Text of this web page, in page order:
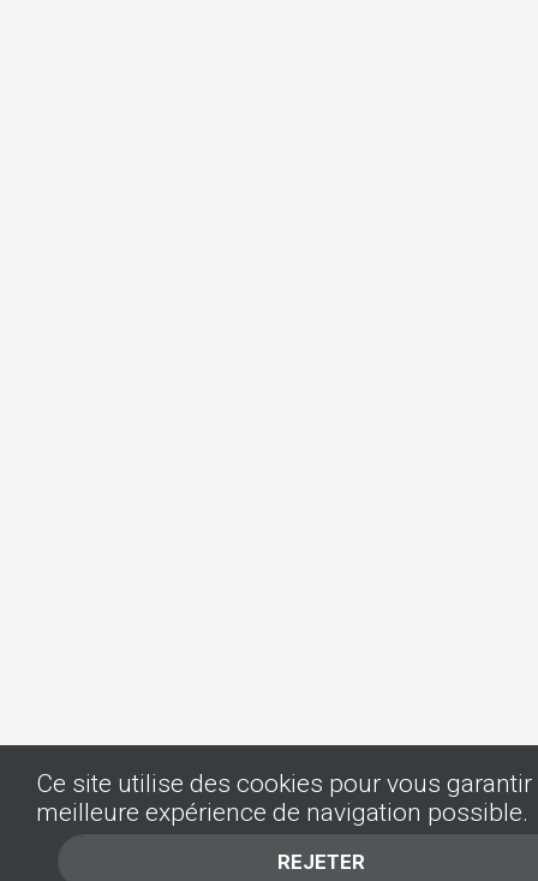
Ce site utilise des cookies pour vous garantir
meilleure expérience de navigation possible.
REJETER